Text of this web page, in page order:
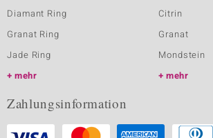
Diamant Ring
Granat Ring
Jade Ring
mehr
Citrin
Granat
Mondstein
mehr
Zahlungsinformation